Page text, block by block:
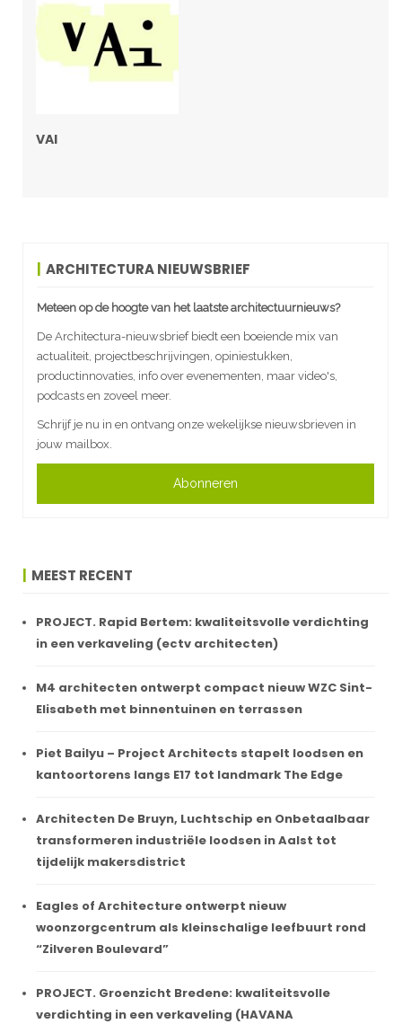
VAI
ARCHITECTURA NIEUWSBRIEF
Meteen op de hoogte van het laatste architectuurnieuws?
De Architectura-nieuwsbrief biedt een boeiende mix van
actualiteit, projectbeschrijvingen, opiniestukken,
productinnovaties, info over evenementen, maar video's,
podcasts en zoveel meer.
Schrijf je nu in en ontvang onze wekelijkse nieuwsbrieven in
jouw mailbox.
Abonneren
MEEST RECENT
PROJECT. Rapid Bertem: kwaliteitsvolle verdichting
in een verkaveling (ectv architecten)
M4 architecten ontwerpt compact nieuw WZC Sint-
Elisabeth met binnentuinen en terrassen
Piet Bailyu – Project Architects stapelt loodsen en
kantoortorens langs E17 tot landmark The Edge
Architecten De Bruyn, Luchtschip en Onbetaalbaar
transformeren industriële loodsen in Aalst tot
tijdelijk makersdistrict
Eagles of Architecture ontwerpt nieuw
woonzorgcentrum als kleinschalige leefbuurt rond
“Zilveren Boulevard”
PROJECT. Groenzicht Bredene: kwaliteitsvolle
verdichting in een verkaveling (HAVANA